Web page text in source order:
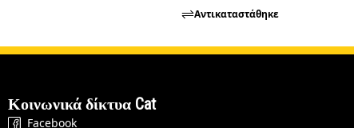
Αντικαταστάθηκε
Κοινωνικά δίκτυα Cat
Facebook